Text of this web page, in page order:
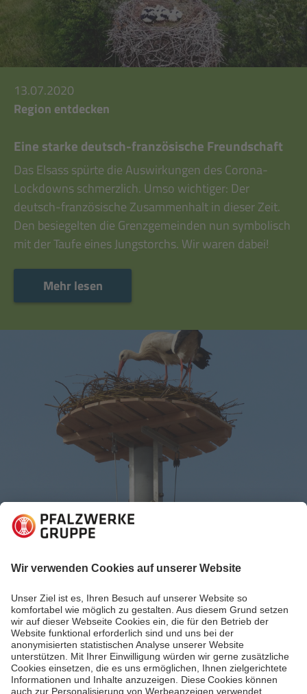
13.07.2020
Region entdecken
Eine starke deutsch-französische Freundschaft
Das Elsass spürte die Auswirkungen des Corona-
Lockdowns schmerzlich. Umso wichtiger: Der
deutsch-französische Zusammenhalt in dieser Zeit.
Den besiegelten die Grenzgemeinden nun symbolisch
mit der Taufe eines Jungstorchs. Wir waren dabei!
Mehr lesen
26.02.2025
Störche willkommen – aber sicher!
Schutzmaßnahmen im Pfälzer Glantal
Die imposanten Weißstörche sind aus der Pfalz nicht
mehr wegzudenken. Das Glantal in der Westpfalz hat